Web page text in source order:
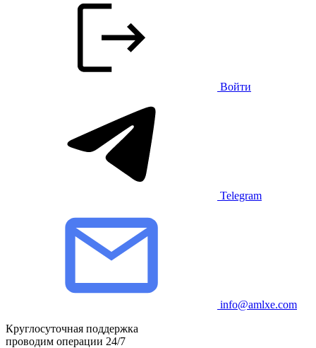
Войти
Telegram
info@amlxe.com
Круглосуточная поддержка
проводим операции 24/7